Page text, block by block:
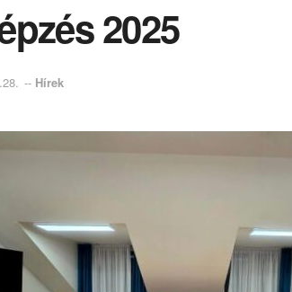
2025
-- Hírek